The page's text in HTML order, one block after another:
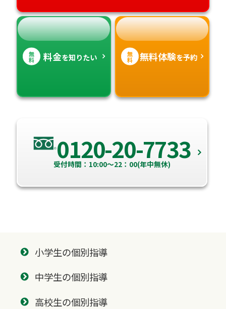
無
料 料金を知りたい 無
料 無料体験を予約
0120-20-7733
受付時間：10:00～22：00(年中無休)
小学生の個別指導
中学生の個別指導
高校生の個別指導